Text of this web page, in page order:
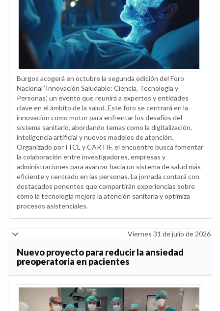
Burgos acogerá en octubre la segunda edición del Foro
Nacional ‘Innovación Saludable: Ciencia, Tecnología y
Personas’, un evento que reunirá a expertos y entidades
clave en el ámbito de la salud. Este foro se centrará en la
innovación como motor para enfrentar los desafíos del
sistema sanitario, abordando temas como la digitalización,
inteligencia artificial y nuevos modelos de atención.
Organizado por ITCL y CARTIF, el encuentro busca fomentar
la colaboración entre investigadores, empresas y
administraciones para avanzar hacia un sistema de salud más
eficiente y centrado en las personas. La jornada contará con
destacados ponentes que compartirán experiencias sobre
cómo la tecnología mejora la atención sanitaria y optimiza
procesos asistenciales.
Viernes 31 de julio de 2026
Nuevo proyecto para reducir la ansiedad
preoperatoria en pacientes